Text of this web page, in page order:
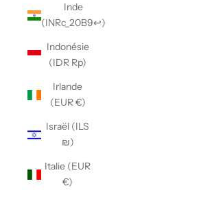
Inde
(INRc_20B9↩)
Indonésie
(IDR Rp)
Irlande
(EUR €)
Israël (ILS
₪)
Italie (EUR
€)